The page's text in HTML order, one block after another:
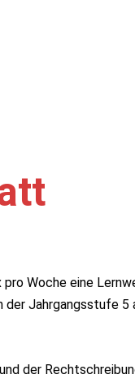
Woche eine
Jahrgangsstufe 5
der